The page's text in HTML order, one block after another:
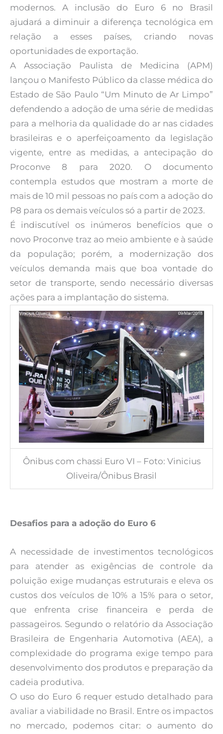
modernos. A inclusão do Euro 6 no Brasil
ajudará a diminuir a diferença tecnológica em
relação a esses países, criando novas
oportunidades de exportação.
A Associação Paulista de Medicina (APM)
lançou o Manifesto Público da classe médica do
Estado de São Paulo “Um Minuto de Ar Limpo”
defendendo a adoção de uma série de medidas
para a melhoria da qualidade do ar nas cidades
brasileiras e o aperfeiçoamento da legislação
vigente, entre as medidas, a antecipação do
Proconve 8 para 2020. O documento
contempla estudos que mostram a morte de
mais de 10 mil pessoas no país com a adoção do
P8 para os demais veículos só a partir de 2023.
É indiscutível os inúmeros benefícios que o
novo Proconve traz ao meio ambiente e à saúde
da população; porém, a modernização dos
veículos demanda mais que boa vontade do
setor de transporte, sendo necessário diversas
ações para a implantação do sistema.
Ônibus com chassi Euro VI – Foto: Vinicius
Oliveira/Ônibus Brasil
Desafios para a adoção do Euro 6
A necessidade de investimentos tecnológicos
para atender as exigências de controle da
poluição exige mudanças estruturais e eleva os
custos dos veículos de 10% a 15% para o setor,
que enfrenta crise financeira e perda de
passageiros. Segundo o relatório da Associação
Brasileira de Engenharia Automotiva (AEA), a
complexidade do programa exige tempo para
desenvolvimento dos produtos e preparação da
cadeia produtiva.
O uso do Euro 6 requer estudo detalhado para
avaliar a viabilidade no Brasil. Entre os impactos
no mercado, podemos citar: o aumento do